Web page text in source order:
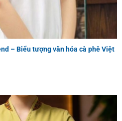
– Biểu tượng văn hóa cà phê Việt